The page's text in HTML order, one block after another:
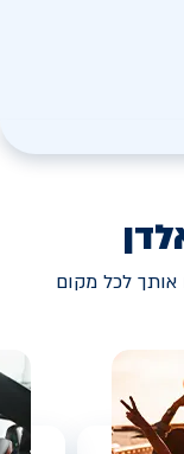
אותך לכל מקום